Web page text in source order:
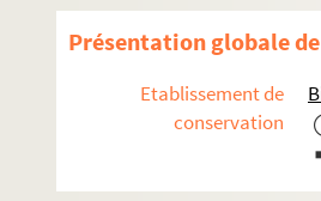
Présentation globale
Etablissement de
conservation
55. Nouveau courrier
57. Nouveau courrier
58. Suplement aux